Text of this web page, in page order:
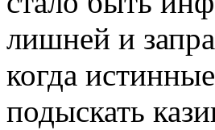
лишней и
когда
подыскать